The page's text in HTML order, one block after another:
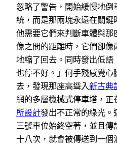
忽略了警告，開始緩慢地
統，而是那兩塊永遠在關
他需要它們來判斷車體與
像之間的距離時，它們卻
地縮了回去。同時發出低
也停不好。」何手殘感覺
去，發現那座高聳入新古典
網的多層機械式停車塔，正
所設計發出不正常的綠光。
三號車位始終空著，並且
十八次，就會被傳送到一